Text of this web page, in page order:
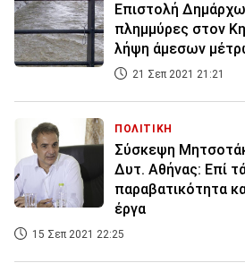
Επιστολή
πλημμύρες στον
λήψη άμεσων
21 Σεπ 2021 21:21
ΠΟΛΙΤΙΚΗ
Σύσκεψη
Δυτ. Αθήνας: Επί
παραβατικότητα
έργα
15 Σεπ 2021 22:25